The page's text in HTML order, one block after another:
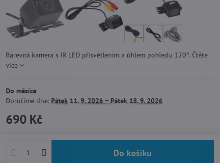
Barevná kamera s IR LED přisvětlením a úhlem pohledu 120°. Čtěte
více
Do měsíce
Doručíme dne: Pátek 11. 9. 2026 − Pátek 18. 9. 2026
690 Kč
Do košíku